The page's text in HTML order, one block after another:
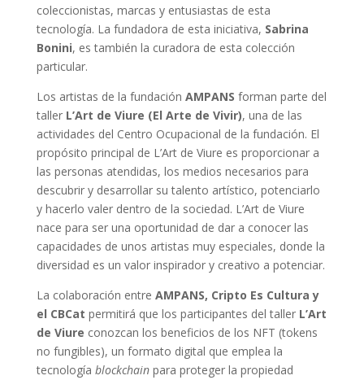
coleccionistas, marcas y entusiastas de esta
tecnología. La fundadora de esta iniciativa, Sabrina
Bonini, es también la curadora de esta colección
particular.
Los artistas de la fundación AMPANS forman parte del
taller L’Art de Viure (El Arte de Vivir), una de las
actividades del Centro Ocupacional de la fundación. El
propósito principal de L’Art de Viure es proporcionar a
las personas atendidas, los medios necesarios para
descubrir y desarrollar su talento artístico, potenciarlo
y hacerlo valer dentro de la sociedad. L’Art de Viure
nace para ser una oportunidad de dar a conocer las
capacidades de unos artistas muy especiales, donde la
diversidad es un valor inspirador y creativo a potenciar.
La colaboración entre AMPANS, Cripto Es Cultura y
el CBCat permitirá que los participantes del taller L’Art
de Viure conozcan los beneficios de los NFT (tokens
no fungibles), un formato digital que emplea la
tecnología blockchainpara proteger la propiedad